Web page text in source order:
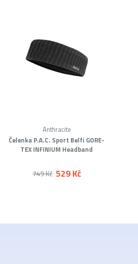
Čelenka P.A.C. Sport Belfi GORE-
TEX INFINIUM Headband
Anthracite
529 Kč
749 Kč